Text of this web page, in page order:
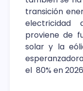
transición
electricidad
proviene de
solar y la
el 80% en